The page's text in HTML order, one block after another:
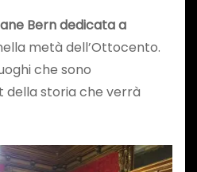
Bern dedicata a
metà dell’Ottocento.
che sono
della storia che verrà